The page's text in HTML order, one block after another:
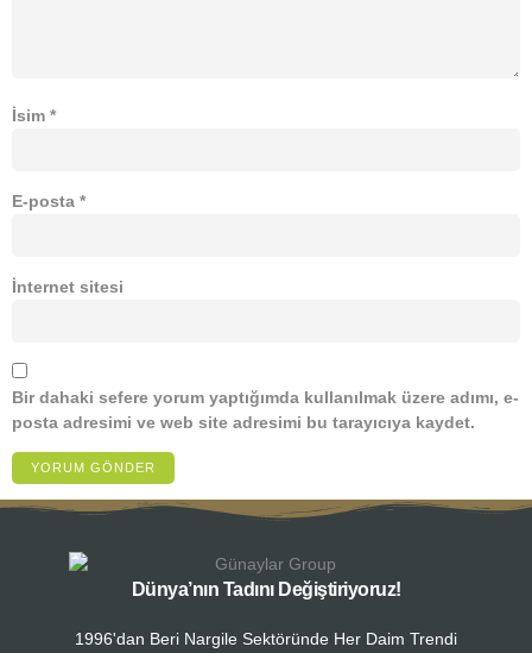
İsim *
E-posta *
İnternet sitesi
Bir dahaki sefere yorum yaptığımda kullanılmak üzere adımı, e-
posta adresimi ve web site adresimi bu tarayıcıya kaydet.
Dünya’nın Tadını Değiştiriyoruz!
1996'dan Beri Nargile Sektöründe Her Daim Trendi